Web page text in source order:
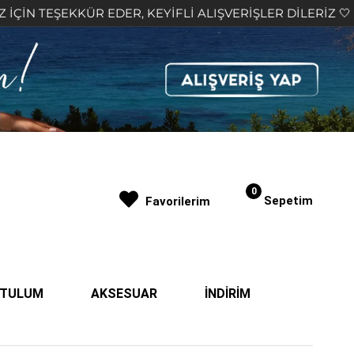
KEYİFLİ ALIŞVERİŞLER DİLERİZ 🤍
Sepetim
0
AKSESUAR İNDİRİM
Favorilerim